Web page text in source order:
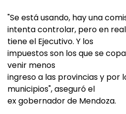
"Se está usando, hay una
intenta controlar, pero en
tiene el Ejecutivo. Y los
impuestos son los que se
venir menos
ingreso a las provincias y por
municipios", aseguró el
ex gobernador de Mendoza.